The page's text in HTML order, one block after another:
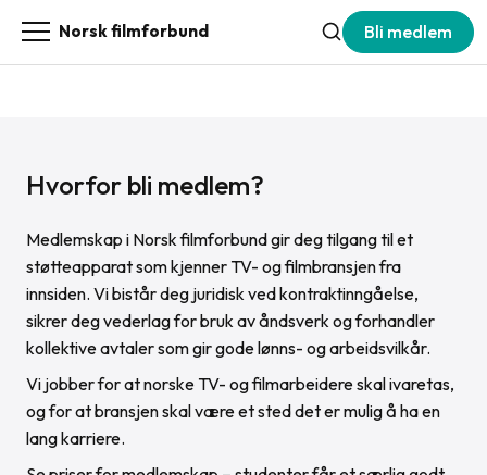
Norsk filmforbund Bli medlem
Hvorfor bli medlem?
Medlemskap i Norsk filmforbund gir deg tilgang til et
støtteapparat som kjenner TV- og filmbransjen fra
innsiden. Vi bistår deg juridisk ved kontraktinngåelse,
sikrer deg vederlag for bruk av åndsverk og forhandler
kollektive avtaler som gir gode lønns- og arbeidsvilkår.
Vi jobber for at norske TV- og filmarbeidere skal ivaretas,
og for at bransjen skal være et sted det er mulig å ha en
lang karriere.